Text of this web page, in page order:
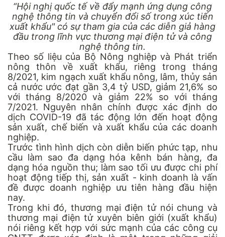
“Hội nghị quốc tế về đẩy mạnh ứng dụng công
nghệ thông tin và chuyển đổi số trong xúc tiến
xuất khẩu" có sự tham gia của các diễn giả hàng
đầu trong lĩnh vực thương mại điện tử và công
nghệ thông tin.
Theo số liệu của Bộ Nông nghiệp và Phát triển
nông thôn về xuất khẩu, riêng trong tháng
8/2021, kim ngạch xuất khẩu nông, lâm, thủy sản
cả nước ước đạt gần 3,4 tỷ USD, giảm 21,6% so
với tháng 8/2020 và giảm 22% so với tháng
7/2021. Nguyên nhân chính được xác định do
dịch COVID-19 đã tác động lớn đến hoạt động
sản xuất, chế biến và xuất khẩu của các doanh
nghiệp.
Trước tình hình dịch còn diễn biến phức tạp, nhu
cầu làm sao đa dạng hóa kênh bán hàng, đa
dạng hóa nguồn thu; làm sao tối ưu được chi phí
hoạt động tiếp thị, sản xuất - kinh doanh là vấn
đề được doanh nghiệp ưu tiên hàng đầu hiện
nay.
Trong khi đó, thương mại điện tử nói chung và
thương mại điện tử xuyên biên giới (xuất khẩu)
nói riêng kết hợp với sức mạnh của các công cụ